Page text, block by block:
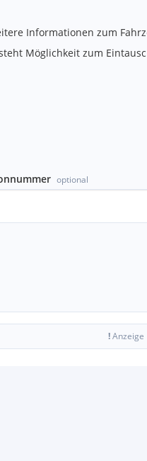
Informationen zum
Möglichkeit zum
optional
!Anzeige